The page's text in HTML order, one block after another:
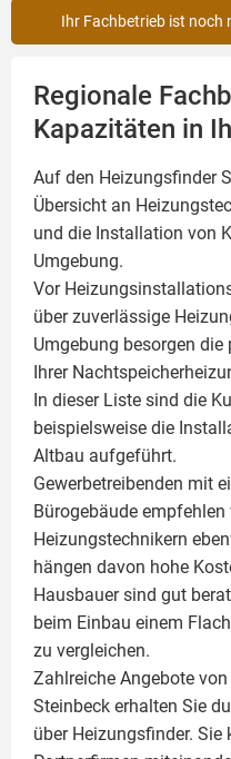
Ihr Fachbetrieb ist noch
Regionale
Kapazitäten in
Auf den Heizungsfinder
Übersicht an
und die Installation von
Umgebung.
Vor
über zuverlässige
Umgebung besorgen
Ihrer
In dieser Liste sind die
beispielsweise die
Altbau aufgeführt.
Gewerbetreibenden mit
Bürogebäude
Heizungstechnikern
hängen davon hohe
Hausbauer sind gut
beim Einbau einem
zu vergleichen.
Zahlreiche Angebote
Steinbeck erhalten Sie
über Heizungsfinder.